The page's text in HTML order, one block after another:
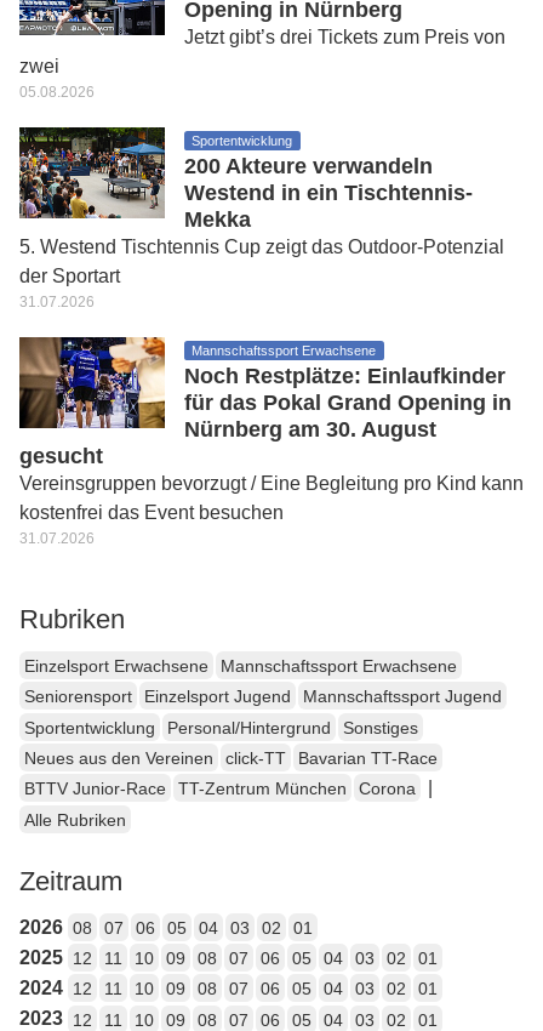
Opening in Nürnberg
Jetzt gibt’s drei Tickets zum Preis von
zwei
05.08.2026
Sportentwicklung
200 Akteure verwandeln
Westend in ein Tischtennis-
Mekka
5. Westend Tischtennis Cup zeigt das Outdoor-Potenzial
der Sportart
31.07.2026
Mannschaftssport Erwachsene
Noch Restplätze: Einlaufkinder
für das Pokal Grand Opening in
Nürnberg am 30. August
gesucht
Vereinsgruppen bevorzugt / Eine Begleitung pro Kind kann
kostenfrei das Event besuchen
31.07.2026
Rubriken
Einzelsport Erwachsene
Mannschaftssport Erwachsene
Seniorensport
Einzelsport Jugend
Mannschaftssport Jugend
Sportentwicklung
Personal/Hintergrund
Sonstiges
Neues aus den Vereinen
click-TT
Bavarian TT-Race
BTTV Junior-Race
TT-Zentrum München Corona
Alle Rubriken
Zeitraum
2026 08 07 06 05 04 03 02 01
2025 12 11 10 09 08 07 06 05 04 03 02 01
2024 12 11 10 09 08 07 06 05 04 03 02 01
2023 12 11 10 09 08 07 06 05 04 03 02 01